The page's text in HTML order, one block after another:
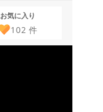
お気に入り
102 件